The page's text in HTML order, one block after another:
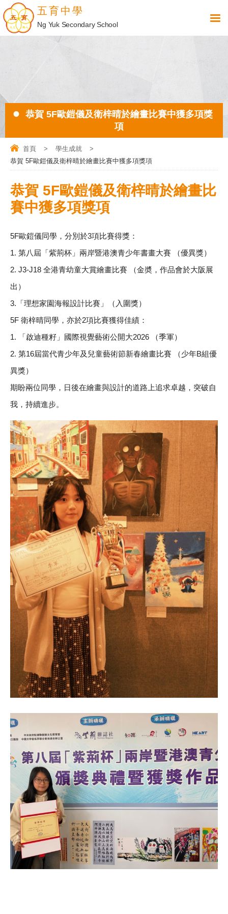
五育中學
Ng Yuk Secondary School
恭賀 5F歐鎧儀及衛梓晴於繪畫比賽中獲多項獎
項
首頁 > 學生成就
>
恭賀 5F歐鎧儀及衛梓晴於繪畫比賽中獲多項獎項
恭賀 5F歐鎧儀及衛梓晴於繪畫比
賽中獲多項獎項
5F歐鎧儀同學，分別於3項比賽得獎：
1. 第八屆「紫荊杯」兩岸暨港澳青少年書畫大賽 （優異獎）
2. J3-J18 全港青幼童大賞繪畫比賽 （金奬， 作品會於大阪展
出）
3. 「理想家園海報設計比賽」（ 入圍獎）
5F 衛梓晴同學，亦於2項比賽獲得佳績：
1. 「啟迪種籽」國際視覺藝術公開大2026 （季軍）
2. 第16屆當代青少年及兒童藝術節新春繪畫比賽 （少年B組優
異獎）
期盼兩位同學，日後在繪畫與設計的道路上追求卓越，突破自
我， 持續進步。